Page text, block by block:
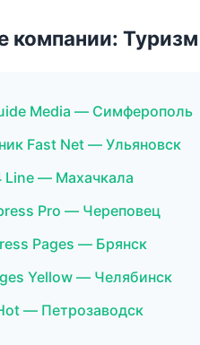
компании: Туризм
Media — Симферополь
Fast Net — Ульяновск
Line — Махачкала
Pro — Череповец
Pages — Брянск
Yellow — Челябинск
— Петрозаводск